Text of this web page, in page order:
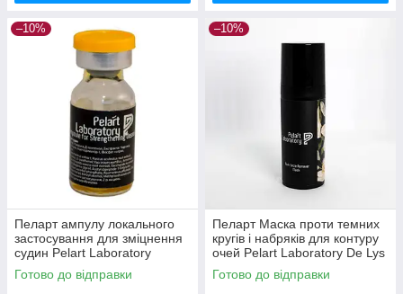
–10%
Пеларт ампулу локального
застосування для зміцнення
судин Pelart Laboratory
Apricot Line 2 мл
Готово до відправки
–10%
Пеларт Маска проти темних
кругів і набряків для контуру
очей Pelart Laboratory De Lys
Blanc Line Dark Circle 50 мл
Готово до відправки